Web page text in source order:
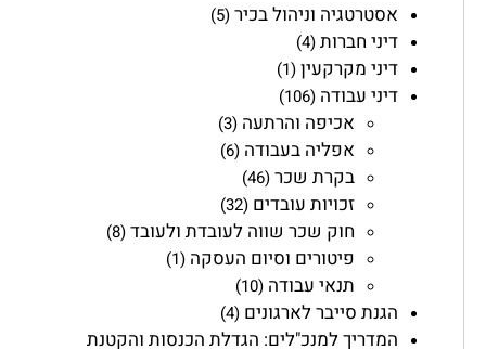
אסטרטגיה וניהול בכיר(5)
דיני חברות(4)
דיני מקרקעין(1)
דיני עבודה (106)
אכיפה והרתעה (3)
אפליה בעבודה (6)
בקרת שכר(46)
זכויות עובדים (32)
חוק שכר שווה לעובדת ולעובד(8)
פיטורים וסיום העסקה (1)
תנאי עבודה (10)
הגנת סייבר לארגונים (4)
המדריך למנכ"לים: הגדלת הכנסות והקטנת